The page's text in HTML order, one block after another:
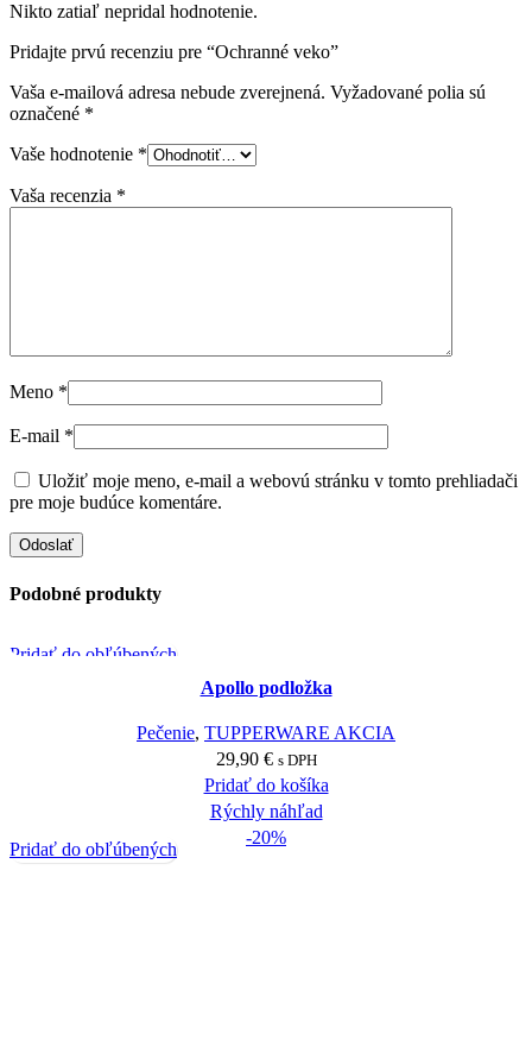
Nikto zatiaľ nepridal hodnotenie.
Pridajte prvú recenziu pre “Ochranné veko”
Vaša e-mailová adresa nebude zverejnená. Vyžadované polia sú
označené *
Vaše hodnotenie *
Vaša recenzia *
Meno *
E-mail *
Uložiť moje meno, e-mail a webovú stránku v tomto prehliadači
pre moje budúce komentáre.
Podobné produkty
Pridať do obľúbených
Apollo podložka
Pečenie, TUPPERWARE AKCIA
29,90 € s DPH
Pridať do košíka
Rýchly náhľad
-20%
Pridať do obľúbených